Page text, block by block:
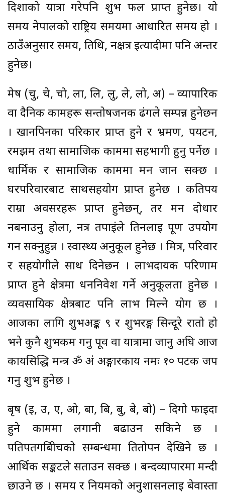
दिशाको यात्रा गरेपनि शुभ फल प्राप्त हुनेछ। यो
समय नेपालको राष्ट्रिय समयमा आधारित समय हो ।
ठाउँअनुसार समय, तिथि, नक्षत्र ईत्यादीमा पनि अन्तर
हुनेछ।
मेष (चु, चे, चो, ला, लि, लु, ले, लो, अ) – व्यापारिक
वा दैनिक कामहरू सन्तोषजनक ढंगले सम्पन्न हुनेछन
। खानपिनका परिकार प्राप्त हुने र भ्रमण, पर्यटन,
रमझम तथा सामाजिक काममा सहभागी हुनु पर्नेछ ।
धार्मिक र सामाजिक काममा मन जान सक्छ ।
घरपरिवारबाट साथसहयोग प्राप्त हुनेछ । कतिपय
राम्रा अवसरहरू प्राप्त हुनेछन्, तर मन दोधार
नबनाउनु होला, नत्र तपाईंले तिनलाई पूर्ण उपयोग
गर्न सक्नुहुन्न । स्वास्थ्य अनुकूल हुनेछ । मित्र, परिवार
र सहयोगीले साथ दिनेछन । लाभदायक परिणाम
प्राप्त हुने क्षेत्रमा धननिवेश गर्ने अनुकूलता हुनेछ ।
व्यवसायिक क्षेत्रबाट पनि लाभ मिल्ने योग छ ।
आजका लागि शुभअङ्क ९ र शुभरङ्ग सिन्दूरे रातो हो
भने कुनै शुभकर्म गर्नु पूर्व वा यात्रामा जानु अघि आज
कार्यसिद्धि मन्त्र ॐ अं अङ्गारकाय नमः १० पटक जप
गर्नु शुभ हुनेछ ।
बृष (इ, उ, ए, ओ, बा, बि, बु, बे, बो) – दिगो फाइदा
हुने काममा लगानी बढाउन सकिने छ ।
पतिपतगबिीचको सम्बन्धमा तितोपन देखिने छ ।
आर्थिक सङ्कटले सताउन सक्छ । बन्दव्यापारमा मन्दी
छाउने छ । समय र नियमको अनुशासनलाई बेवास्ता